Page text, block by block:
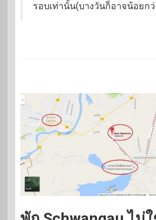
รอบเท่านั้น(บางวันก็อาจน้อยกว่